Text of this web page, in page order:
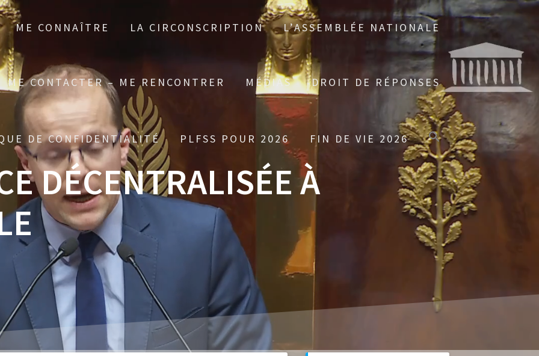
ME CONNAÎTRE LA CIRCONSCRIPTION L’ASSEMBLÉE NATIONALE
ME CONTACTER – ME RENCONTRER MÉDIAS DROIT DE RÉPONSES
DE CONFIDENTIALITÉ PLFSS POUR 2026 FIN DE VIE 2026
DÉCENTRALISÉE À